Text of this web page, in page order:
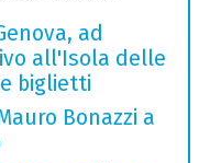
ad
all'Isola delle
biglietti
Bonazzi a